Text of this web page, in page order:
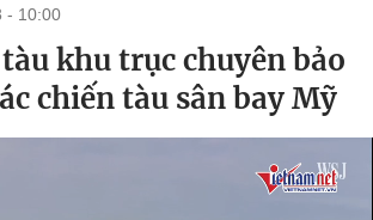
- 10:00
khu trục chuyên bảo
chiến tàu sân bay Mỹ